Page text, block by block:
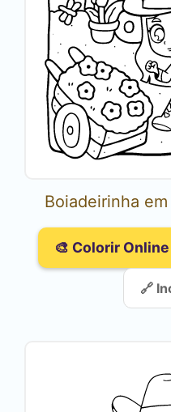
Boiadeirinha
🎨 Colorir Online
🔗